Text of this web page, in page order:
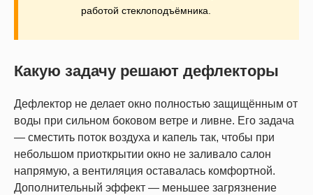
работой стеклоподъёмника.
Какую задачу решают дефлекторы
Дефлектор не делает окно полностью защищённым от
воды при сильном боковом ветре и ливне. Его задача
— сместить поток воздуха и капель так, чтобы при
небольшом приоткрытии окно не заливало салон
напрямую, а вентиляция оставалась комфортной.
Дополнительный эффект — меньшее загрязнение